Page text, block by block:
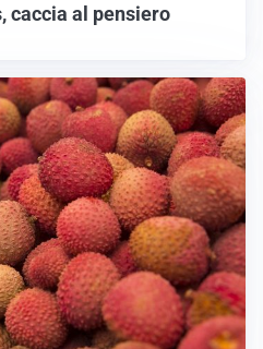
caccia al pensiero